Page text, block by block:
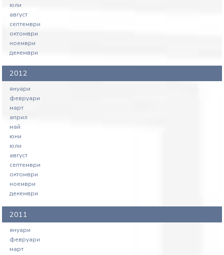
юли
август
септември
октомври
ноември
декември
2012
януари
февруари
март
април
май
юни
юли
август
септември
октомври
ноември
декември
2011
януари
февруари
март